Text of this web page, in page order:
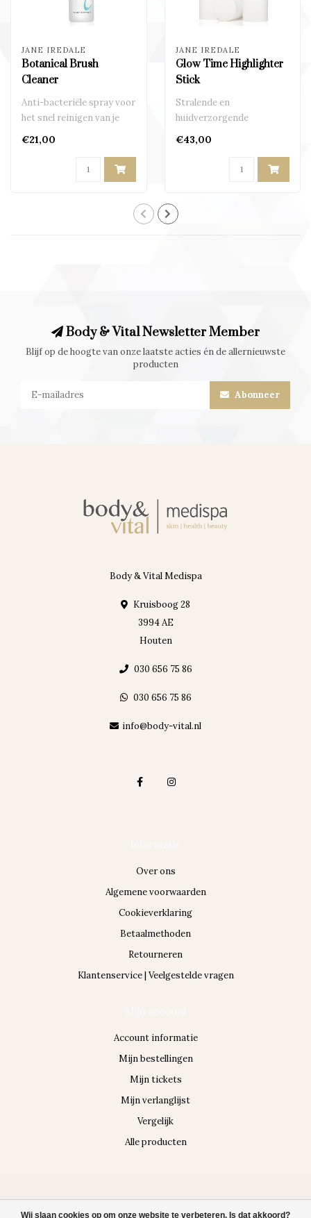
JANE IREDALE
Botanical Brush
Cleaner
Anti-bacteriële spray voor
het snel reinigen van je
penselen
€21,00
JANE IREDALE
Glow Time Highlighter
Stick
Stralende en
huidverzorgende
highlighter in een handige
stick..
€43,00
Wij slaan cookies op om onze website te verbeteren. Is dat akkoord?
Body & Vital Newsletter Member
Blijf op de hoogte van onze laatste acties én de allernieuwste
producten
Abonneer
Body & Vital Medispa
Kruisboog 28
3994 AE
Houten
030 656 75 86
030 656 75 86
info@body-vital.nl
Over ons
Algemene voorwaarden
Cookieverklaring
Betaalmethoden
Retourneren
Klantenservice | Veelgestelde vragen
Account informatie
Mijn bestellingen
Mijn tickets
Mijn verlanglijst
Vergelijk
Alle producten
© Copyright 2026 Body & Vital Medispa